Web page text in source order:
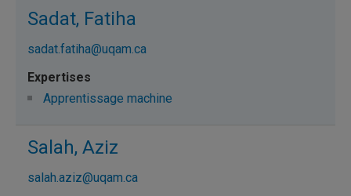
Sadat, Fatiha
sadat.fatiha@uqam.ca
Apprentissage machine
Salah, Aziz
salah.aziz@uqam.ca